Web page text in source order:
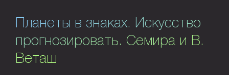
Планеты в знаках. Искусство
прогнозировать. Семира и В.
Веташ